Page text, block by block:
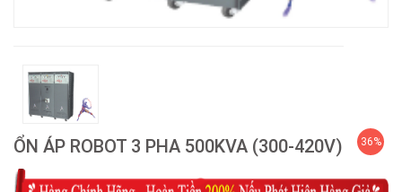
ỔN ÁP ROBOT 3 PHA 500KVA (300-420V) 36%